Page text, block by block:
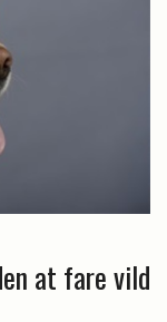
at fare vild